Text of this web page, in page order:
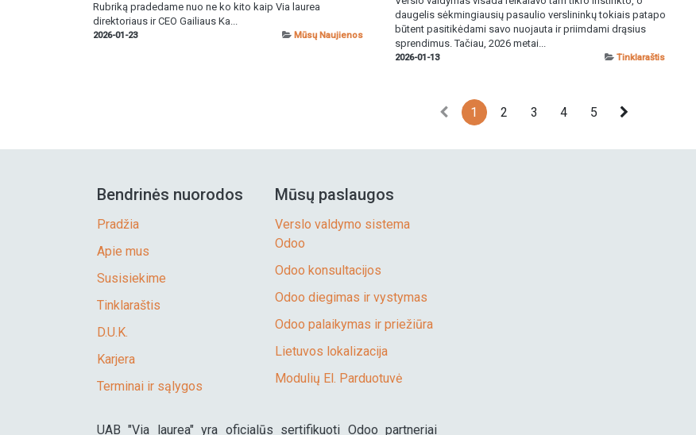
Rubriką pradedame nuo ne ko kito kaip Via laurea
direktoriaus ir CEO Gailiaus Ka...
2026-01-23 Mūsų Naujienos
daugelis sėkmingiausių pasaulio verslininkų tokiais patapo
būtent pasitikėdami savo nuojauta ir priimdami drąsius
sprendimus. Tačiau, 2026 metai...
2026-01-13 Tinklaraštis
1 2 3 4 5
Bendrinės nuorodos
Pradžia
Apie mus
Susisiekime
Tinklaraštis
D.U.K.
Karjera
Terminai ir sąlygos
Mūsų paslaugos
Verslo valdymo sistema
Odoo
Odoo konsultacijos
Odoo diegimas ir vystymas
Odoo palaikymas ir priežiūra
Lietuvos lokalizacija
Modulių El. Parduotuvė
UAB "Via laurea" yra oficialūs sertifikuoti Odoo partneriai